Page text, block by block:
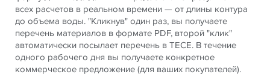
всех расчетов в реальном времени — от длины контура
до объема воды. "Кликнув" один раз, вы получаете
перечень материалов в формате PDF, второй "клик"
автоматически посылает перечень в TECE. В течение
одного рабочего дня вы получаете конкретное
коммерческое предложение (для ваших покупателей).